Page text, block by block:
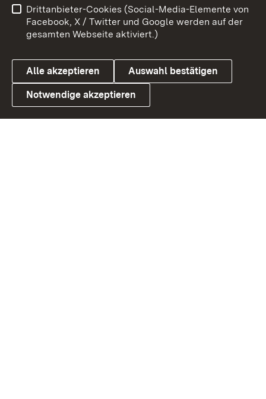
Link zum Landesportal
Benutzungshinweise
Barrierefreiheit
Datenschutz
Cookies
Drittanbieter-Cookies (Social-Media-Elemente von
Facebook, X / Twitter und Google werden auf der
gesamten Webseite aktiviert.)
Alle akzeptieren Auswahl bestätigen
Notwendige akzeptieren